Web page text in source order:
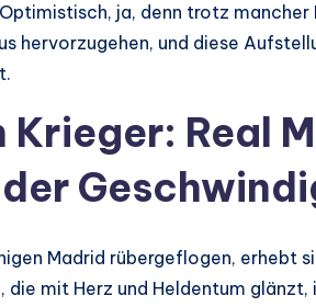
ja, denn trotz
hervorzugehen, und diese
Krieger: Real
Madrid rübergeflogen, erhebt
die mit Herz und Heldentum